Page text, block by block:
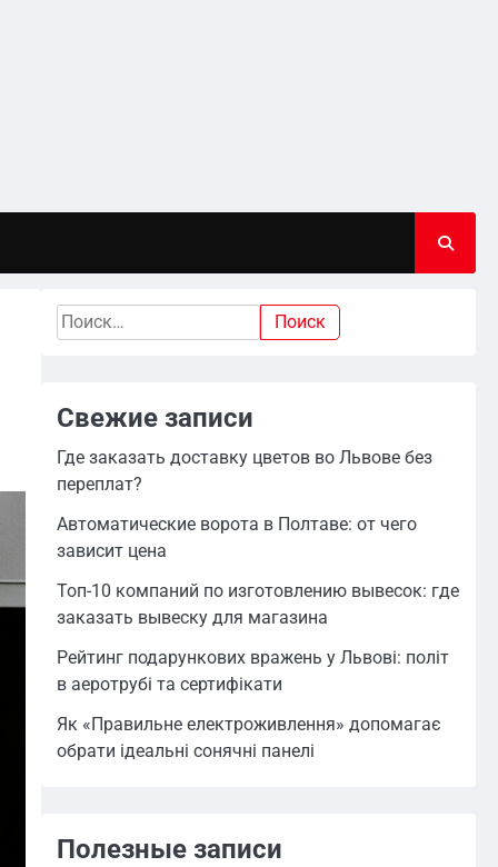
Найти:
Свежие записи
Где заказать доставку цветов во Львове без
переплат?
Автоматические ворота в Полтаве: от чего
зависит цена
Топ-10 компаний по изготовлению вывесок: где
заказать вывеску для магазина
Рейтинг подарункових вражень у Львові: політ
в аеротрубі та сертифікати
Як «Правильне електроживлення» допомагає
обрати ідеальні сонячні панелі
Полезные записи